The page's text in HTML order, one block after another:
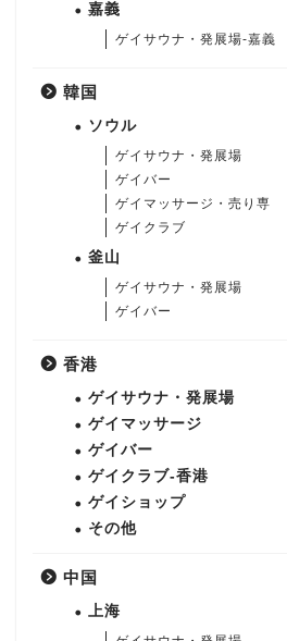
嘉義
ゲイサウナ・発展場-嘉義
韓国
ソウル
ゲイサウナ・発展場
ゲイバー
ゲイマッサージ・売り専
ゲイクラブ
釜山
ゲイサウナ・発展場
ゲイバー
香港
ゲイサウナ・発展場
ゲイマッサージ
ゲイバー
ゲイクラブ-香港
ゲイショップ
その他
中国
上海